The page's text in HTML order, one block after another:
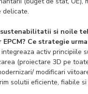
delicate.
si noile
Ce strategie
activ principiile
(proiectare 3D pe
modificari
solutii eficiente, fiabile si